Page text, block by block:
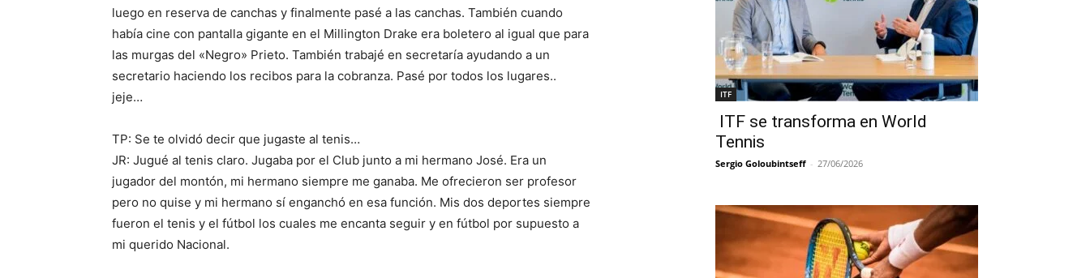
luego en reserva de canchas y finalmente pasé a las canchas. También cuando
había cine con pantalla gigante en el Millington Drake era boletero al igual que para
las murgas del «Negro» Prieto. También trabajé en secretaría ayudando a un
secretario haciendo los recibos para la cobranza. Pasé por todos los lugares..
jeje…
TP: Se te olvidó decir que jugaste al tenis…
JR: Jugué al tenis claro. Jugaba por el Club junto a mi hermano José. Era un
jugador del montón, mi hermano siempre me ganaba. Me ofrecieron ser profesor
pero no quise y mi hermano sí enganchó en esa función. Mis dos deportes siempre
fueron el tenis y el fútbol los cuales me encanta seguir y en fútbol por supuesto a
mi querido Nacional.
ITF
ITF se transforma en World
Tennis
Sergio Goloubintseff - 27/06/2026